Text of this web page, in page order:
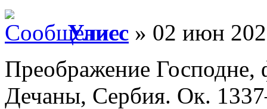
Улисс » 02 июн
Преображение Господне,
Дечаны, Сербия. Ок.